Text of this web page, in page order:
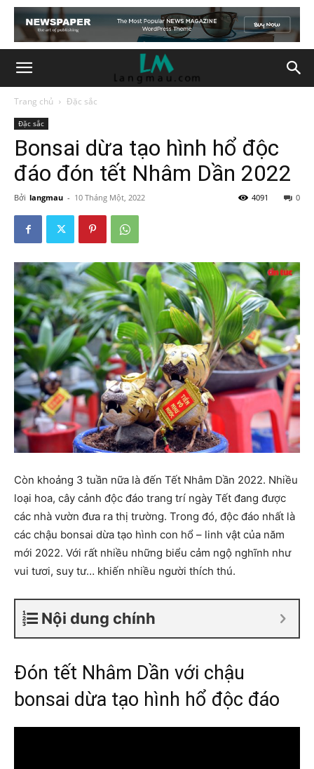
Trang chủ Đặc sắc
Đặc sắc
Bonsai dừa tạo hình hổ độc
đáo đón tết Nhâm Dần 2022
Bởi langmau - 10 Tháng Một, 2022 0
4091
Còn khoảng 3 tuần nữa là đến Tết Nhâm Dần 2022. Nhiều
loại hoa, cây cảnh độc đáo trang trí ngày Tết đang được
các nhà vườn đưa ra thị trường. Trong đó, độc đáo nhất là
các chậu bonsai dừa tạo hình con hổ – linh vật của năm
mới 2022. Với rất nhiều những biểu cảm ngộ nghĩnh như
vui tươi, suy tư… khiến nhiều người thích thú.
Nội dung chính
Đón tết Nhâm Dần với chậu
bonsai dừa tạo hình hổ độc đáo